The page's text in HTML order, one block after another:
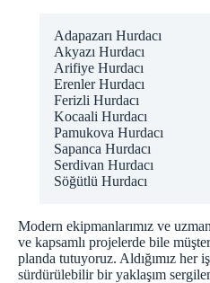
Adapazarı Hurdacı
Akyazı Hurdacı
Arifiye Hurdacı
Erenler Hurdacı
Ferizli Hurdacı
Kocaali Hurdacı
Pamukova Hurdacı
Sapanca Hurdacı
Serdivan Hurdacı
Söğütlü Hurdacı
Modern ekipmanlarımız ve
ve kapsamlı projelerde bile
planda tutuyoruz. Aldığımız her
sürdürülebilir bir yaklaşım